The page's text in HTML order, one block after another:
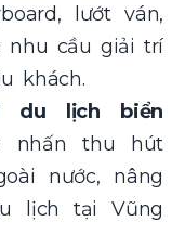
lướt ván,
nhu cầu giải trí
khách.
du lịch biển
nhấn thu hút
nước, nâng
lịch tại Vũng